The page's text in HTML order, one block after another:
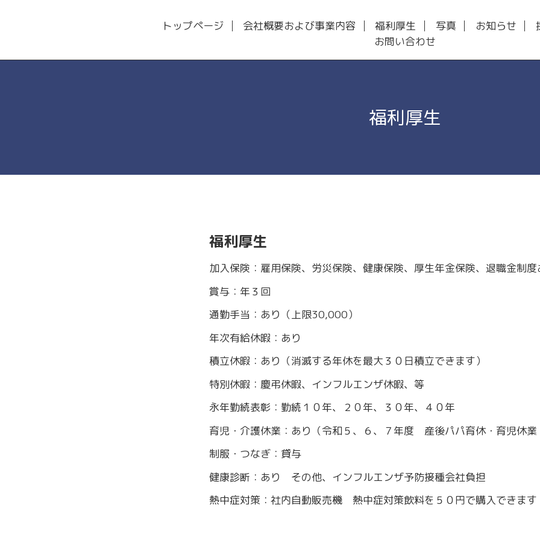
トップページ 会社概要および事業内容 福利厚生 写真 お知らせ
お問い合わせ
福利厚生
福利厚生
加入保険：雇用保険、労災保険、健康保険、厚生年金保険、退職金制度
賞与：年３回
通勤手当：あり（上限30,000）
年次有給休暇：あり
積立休暇：あり（消滅する年休を最大３０日積立できます）
特別休暇：慶弔休暇、インフルエンザ休暇、等
永年勤続表彰：勤続１０年、２０年、３０年、４０年
育児・介護休業：あり（令和５、６、７年度 産後パパ育休・育児休
制服・つなぎ：貸与
健康診断：あり その他、インフルエンザ予防接種会社負担
熱中症対策：社内自動販売機 熱中症対策飲料を５０円で購入できます